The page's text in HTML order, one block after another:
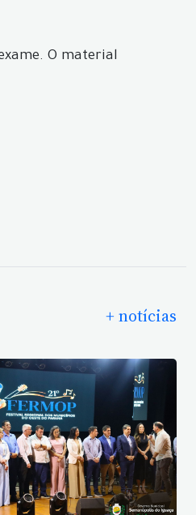
O material
+ notícias